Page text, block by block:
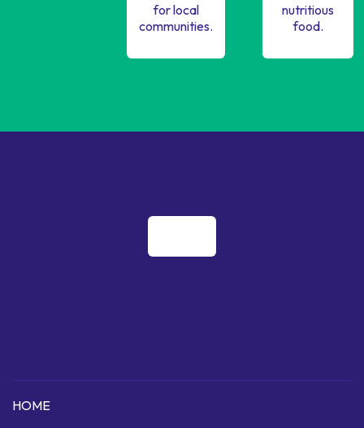
for local
communities.
nutritious
food.
HOME